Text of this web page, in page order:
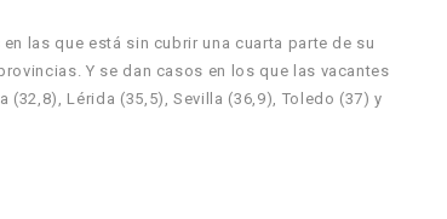
las que está sin cubrir una cuarta parte de su
Y se dan casos en los que las vacantes
Lérida (35,5), Sevilla (36,9), Toledo (37) y